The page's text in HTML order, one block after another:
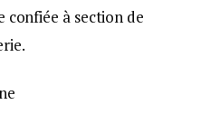
confiée à section de